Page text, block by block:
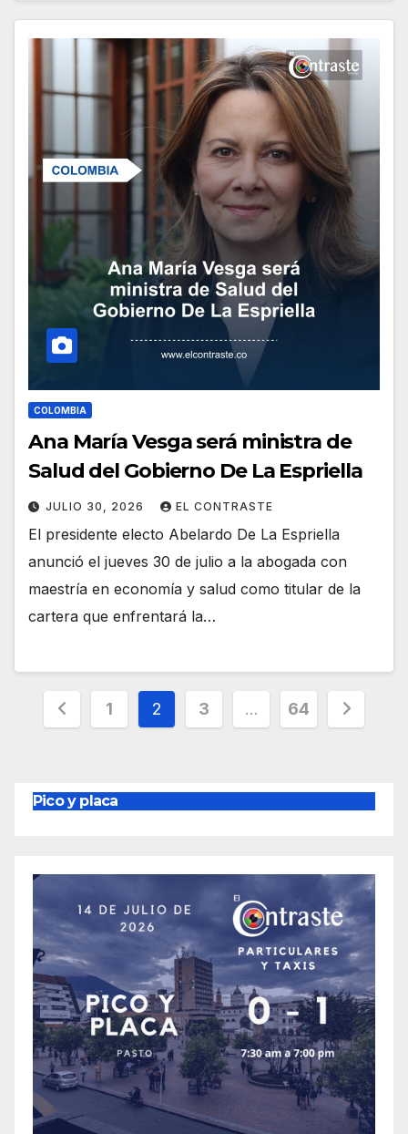
COLOMBIA
Ana María Vesga será ministra de
Salud del Gobierno De La Espriella
JULIO 30, 2026 EL CONTRASTE
El presidente electo Abelardo De La Espriella
anunció el jueves 30 de julio a la abogada con
maestría en economía y salud como titular de la
cartera que enfrentará la…
Paginación
entradas
1 2 3 … 64
Pico y placa